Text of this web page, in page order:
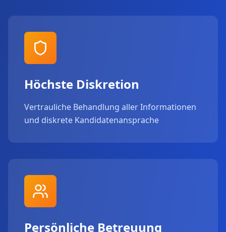
Höchste Diskretion
Vertrauliche Behandlung aller Informationen
und diskrete Kandidatenansprache
Persönliche Betreuung